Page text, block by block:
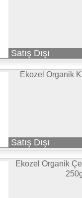
Satış Dışı
Ekozel Organik
Satış Dışı
Ekozel Organik